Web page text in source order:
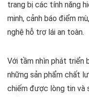
trang bị các tính năng
minh, cảnh báo điểm
nghệ hỗ trợ lái an toàn.
Với tầm nhìn phát triển
những sản phẩm chất
chiếm được lòng tin và